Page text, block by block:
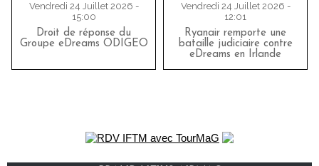
Vendredi 24 Juillet 2026 -
15:00
Droit de réponse du
Groupe eDreams ODIGEO
Vendredi 24 Juillet 2026 -
12:01
Ryanair remporte une
bataille judiciaire contre
eDreams en Irlande